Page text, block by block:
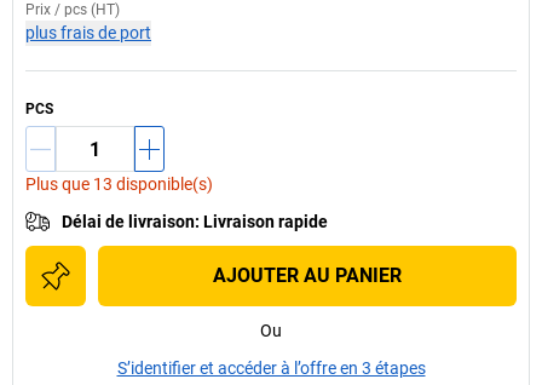
Prix / pcs (HT)
plus frais de port
PCS
Plus que 13 disponible(s)
Délai de livraison: Livraison rapide
AJOUTER AU PANIER
Ou
S’identifier et accéder à l’offre en 3 étapes